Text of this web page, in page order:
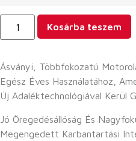
Kosárba teszem
Ásványi, Többfokozatú
Egész Éves Használatához,
Új Adaléktechnológiával Kerül
Jó Öregedésállóság És
Megengedett Karbantartási